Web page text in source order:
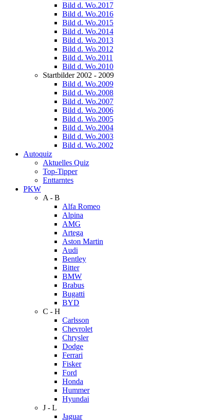
Bild d. Wo.2017
Bild d. Wo.2016
Bild d. Wo.2015
Bild d. Wo.2014
Bild d. Wo.2013
Bild d. Wo.2012
Bild d. Wo.2011
Bild d. Wo.2010
Startbilder 2002 - 2009
Bild d. Wo.2009
Bild d. Wo.2008
Bild d. Wo.2007
Bild d. Wo.2006
Bild d. Wo.2005
Bild d. Wo.2004
Bild d. Wo.2003
Bild d. Wo.2002
Autoquiz
Aktuelles Quiz
Top-Tipper
Enttarntes
PKW
A - B
Alfa Romeo
Alpina
AMG
Artega
Aston Martin
Audi
Bentley
Bitter
BMW
Brabus
Bugatti
BYD
C - H
Carlsson
Chevrolet
Chrysler
Dodge
Ferrari
Fisker
Ford
Honda
Hummer
Hyundai
J - L
Jaguar